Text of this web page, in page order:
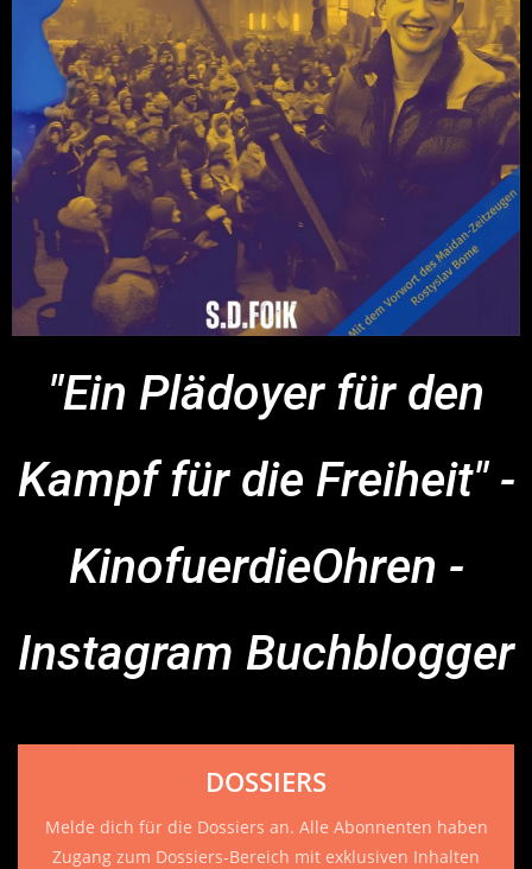
"Ein Plädoyer für den
Kampf für die Freiheit" -
KinofuerdieOhren -
Instagram Buchblogger
DOSSIERS
Melde dich für die Dossiers an. Alle Abonnenten haben
Zugang zum Dossiers-Bereich mit exklusiven Inhalten